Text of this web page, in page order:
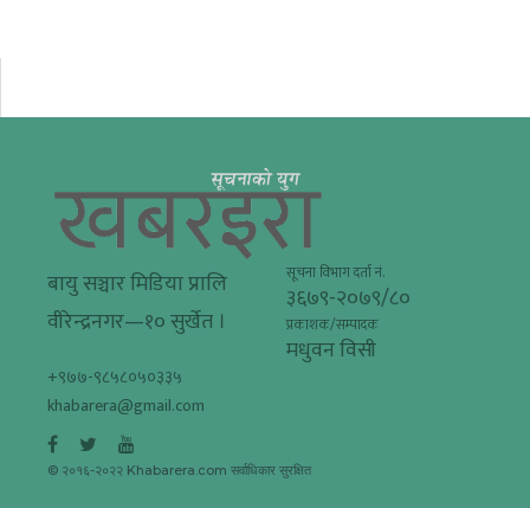
बायु सञ्चार मिडिया प्रालि
वीरेन्द्रनगर—१० सुर्खेत ।
सूचना विभाग दर्ता नं.
३६७९-२०७९/८०
प्रकाशक/सम्पादक
मधुवन विसी
+९७७-९८५८०५०३३५
khabarera@gmail.com
© २०१६-२०२२ Khabarera.com सर्वाधिकार सुरक्षित